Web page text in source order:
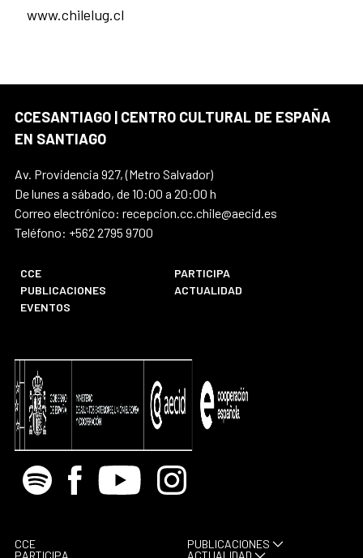
www.chilelug.cl
CCESANTIAGO | CENTRO CULTURAL DE ESPAÑA
EN SANTIAGO
Av. Providencia 927, (Metro Salvador)
De lunes a sábado, de 10:00 a 20:00 h
Correo electrónico: recepcion.cc.chile@aecid.es
Teléfono: +562 2795 9700
CCE
PARTICIPA
PUBLICACIONES
ACTUALIDAD
EVENTOS
Spotify Facebook
Youtube Instagram
CCE
PARTICIPA
PUBLICACIONES
ACTUALIDAD